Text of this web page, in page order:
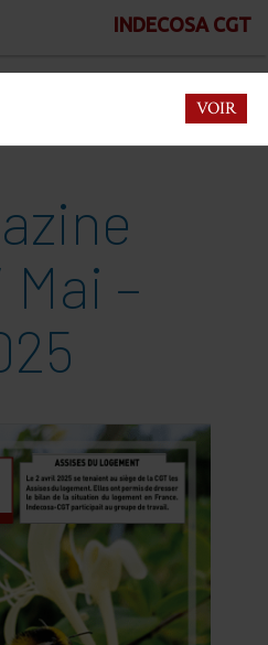
INDECOSA CGT
Mai –
VOIR